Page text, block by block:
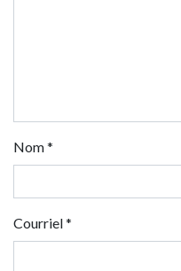
Nom*
Courriel*